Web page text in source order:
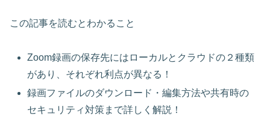
この記事を読むとわかること
Zoom録画の保存先にはローカルとクラウドの２種類
があり、それぞれ利点が異なる！
録画ファイルのダウンロード・編集方法や共有時の
セキュリティ対策まで詳しく解説！